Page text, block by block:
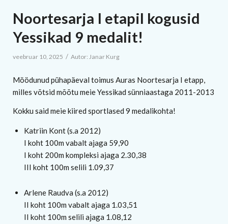
Noortesarja I etapil kogusid
Yessikad 9 medalit!
veebruar 10, 2025 / Autor: Janar Kurg
Möödunud pühapäeval toimus Auras Noortesarja I etapp,
milles võtsid mõõtu meie Yessikad sünniaastaga 2011-2013
Kokku said meie kiired sportlased 9 medalikohta!
Katriin Kont (s.a 2012)
I koht 100m vabalt ajaga 59,90
I koht 200m kompleksi ajaga 2.30,38
III koht 100m selili 1.09,37
Arlene Raudva (s.a 2012)
II koht 100m vabalt ajaga 1.03,51
II koht 100m selili ajaga 1.08,12